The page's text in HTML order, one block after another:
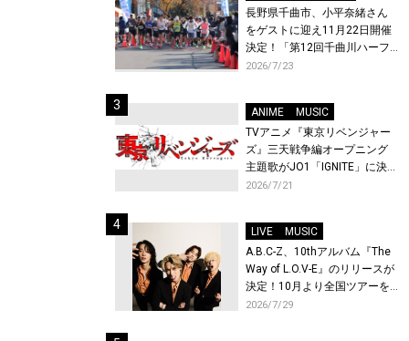
長野県千曲市、小平奈緒さん
をゲストに迎え11月22日開催
決定！「第12回千曲川ハーフ
マラソン」エントリー受付開
2026/7/23
ANIME
MUSIC
TVアニメ『東京リベンジャー
ズ』三天戦争編オープニング
主題歌がJO1「IGNITE」に決
定！メンバー全員から喜びと
先行上映会を開催！
2026/7/21
LIVE
MUSIC
A.B.C-Z、10thアルバム『The
Way of L.O.V-E』のリリースが
決定！10月より全国ツアーを
開催！
2026/7/29